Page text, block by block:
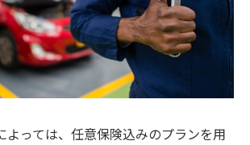
よっては、任意保険込みのプランを用